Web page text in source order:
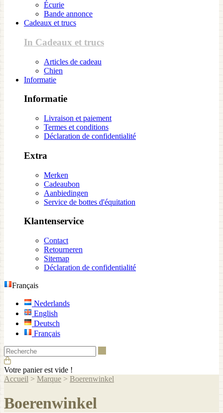
Écurie
Bande annonce
Cadeaux et trucs
In Cadeaux et trucs
Articles de cadeau
Chien
Informatie
Informatie
Livraison et paiement
Termes et conditions
Déclaration de confidentialité
Extra
Merken
Cadeaubon
Aanbiedingen
Service de bottes d'équitation
Klantenservice
Contact
Retourneren
Sitemap
Déclaration de confidentialité
Français
Nederlands
English
Deutsch
Français
Votre panier est vide !
Accueil > Marque > Boerenwinkel
Boerenwinkel